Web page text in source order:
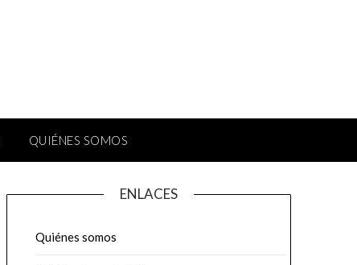
QUIÉNES SOMOS
ENLACES
Quiénes somos